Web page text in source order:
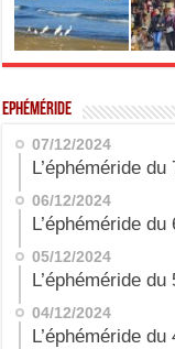
Ephéméride
07/12/2024
L’éphéméride
06/12/2024
L’éphéméride
05/12/2024
L’éphéméride
04/12/2024
L’éphéméride